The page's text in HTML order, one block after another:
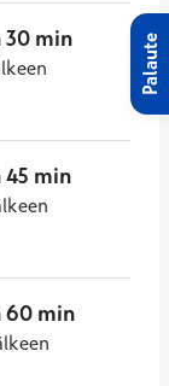
30 min
45 min
60 min
Palaute